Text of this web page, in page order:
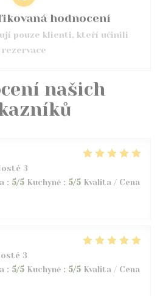
našich
3
: 5/5 Kuchyně : 5/5 Kvalita / Cena
3
: 5/5 Kuchyně : 5/5 Kvalita / Cena
hodnocení
pouze klienti, kteří učinili
rezervace